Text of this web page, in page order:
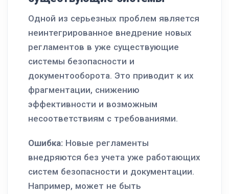
Одной из серьезных проблем является
неинтегрированное внедрение новых
регламентов в уже существующие
системы безопасности и
документооборота. Это приводит к их
фрагментации, снижению
эффективности и возможным
несоответствиям с требованиями.
Ошибка: Новые регламенты
внедряются без учета уже работающих
систем безопасности и документации.
Например, может не быть